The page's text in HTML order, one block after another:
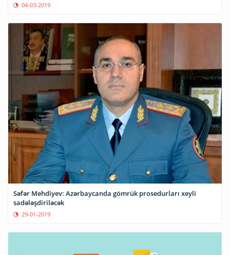
04-03-2019
Səfər Mehdiyev: Azərbaycanda gömrük prosedurları xeyli
sadələşdiriləcək
29-01-2019